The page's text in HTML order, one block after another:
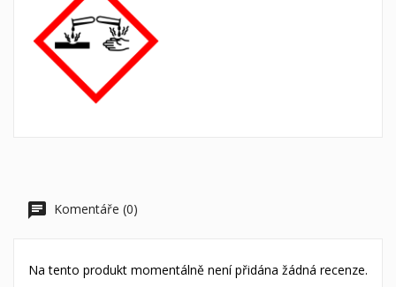
Komentáře (0)
Na tento produkt momentálně není přidána žádná recenze.